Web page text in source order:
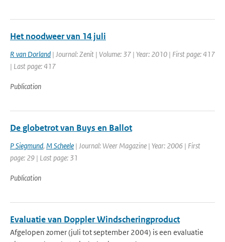
Het noodweer van 14 juli
R van Dorland | Journal: Zenit | Volume: 37 | Year: 2010 | First page: 417
| Last page: 417
Publication
De globetrot van Buys en Ballot
P Siegmund, M Scheele | Journal: Weer Magazine | Year: 2006 | First
page: 29 | Last page: 31
Publication
Evaluatie van Doppler Windscheringproduct
Afgelopen zomer (juli tot september 2004) is een evaluatie